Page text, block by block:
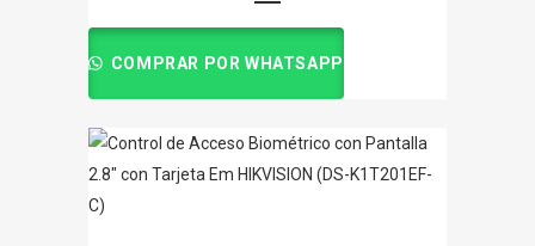
COMPRAR POR WHATSAPP